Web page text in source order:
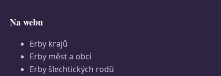
Na webu
Erby krajů
Erby měst a obcí
Erby šlechtických rodů